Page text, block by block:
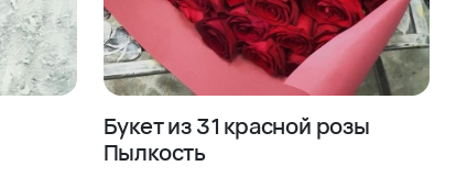
Букет из 31 красной розы
Пылкость